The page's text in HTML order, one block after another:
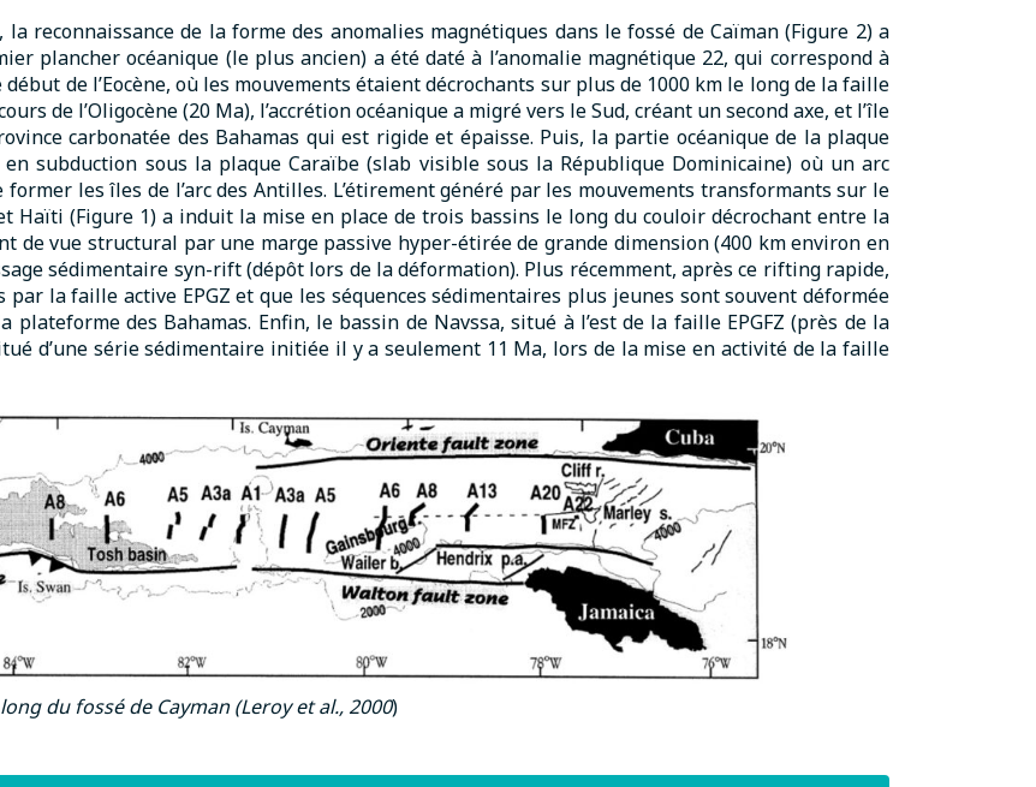
reconnaissance de la forme des anomalies magnétiques dans le fossé de Caïman (Figure 2) a
plancher océanique (le plus ancien) a été daté à l’anomalie magnétique 22, qui correspond à
de l’Eocène, où les mouvements étaient décrochants sur plus de 1000 km le long de la faille
de l’Oligocène (20 Ma), l’accrétion océanique a migré vers le Sud, créant un second axe, et l’île
carbonatée des Bahamas qui est rigide et épaisse. Puis, la partie océanique de la plaque
subduction sous la plaque Caraïbe (slab visible sous la République Dominicaine) où un arc
les îles de l’arc des Antilles. L’étirement généré par les mouvements transformants sur le
Haïti (Figure 1) a induit la mise en place de trois bassins le long du couloir décrochant entre la
de vue structural par une marge passive hyper-étirée de grande dimension (400 km environ en
sédimentaire syn-rift (dépôt lors de la déformation). Plus récemment, après ce rifting rapide,
la faille active EPGZ et que les séquences sédimentaires plus jeunes sont souvent déformée
des Bahamas. Enfin, le bassin de Navssa, situé à l’est de la faille EPGFZ (près de la
d’une série sédimentaire initiée il y a seulement 11 Ma, lors de la mise en activité de la faille
du fossé de Cayman (Leroy et al., 2000)